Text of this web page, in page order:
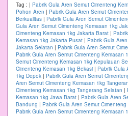
Tag : | Pabrik Gula Aren Semut Cimenteng
Pohon Aren | Pabrik Gula Aren Semut
Berkualitas | Pabrik Gula Aren Semut
Gula Aren Semut Cimenteng Kemasan 1kg
Cimenteng Kemasan 1kg Jakarta Barat |
Kemasan 1kg Jakarta Pusat | Pabrik Gula
Jakarta Selatan | Pabrik Gula Aren Semut
Pabrik Gula Aren Semut Cimenteng Kemasan
Semut Cimenteng Kemasan 1kg Kepulauan
Cimenteng Kemasan 1kg Bekasi | Pabrik Gula
1kg Depok | Pabrik Gula Aren Semut
Aren Semut Cimenteng Kemasan 1kg
Cimenteng Kemasan 1kg Tangerang Selatan |
Kemasan 1kg Jawa Barat | Pabrik Gula Aren
Bandung | Pabrik Gula Aren Semut
Pabrik Gula Aren Semut Cimenteng Kemasan